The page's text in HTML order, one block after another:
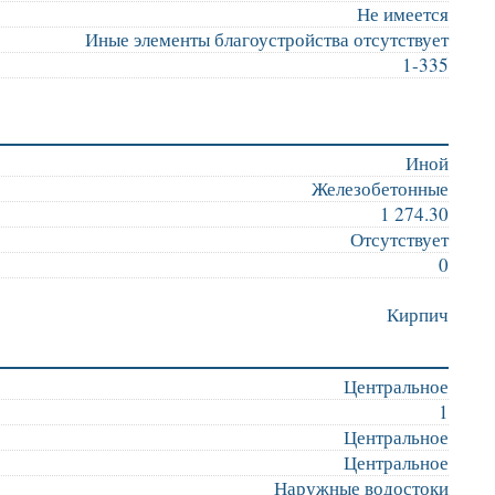
Не имеется
Иные элементы благоустройства отсутствует
1-335
Иной
Железобетонные
1 274.30
Отсутствует
0
Кирпич
Центральное
1
Центральное
Центральное
Наружные водостоки